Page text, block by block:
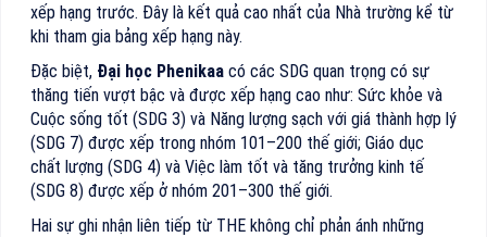
xếp hạng trước. Đây là kết quả cao nhất của Nhà trường kể từ
khi tham gia bảng xếp hạng này.
Đặc biệt, Đại học Phenikaa có các SDG quan trọng có sự
thăng tiến vượt bậc và được xếp hạng cao như: Sức khỏe và
Cuộc sống tốt (SDG 3) và Năng lượng sạch với giá thành hợp lý
(SDG 7) được xếp trong nhóm 101–200 thế giới; Giáo dục
chất lượng (SDG 4) và Việc làm tốt và tăng trưởng kinh tế
(SDG 8) được xếp ở nhóm 201–300 thế giới.
Hai sự ghi nhận liên tiếp từ THE không chỉ phản ánh những